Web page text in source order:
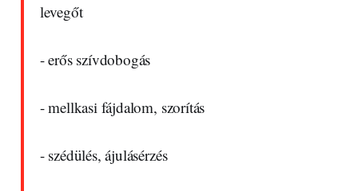
levegőt
- erős szívdobogás
- mellkasi fájdalom, szorítás
- szédülés, ájulásérzés